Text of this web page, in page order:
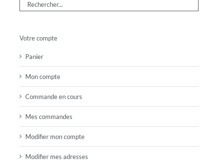
Votre compte
Panier
Mon compte
Commande en cours
Mes commandes
Modifier mon compte
Modifier mes adresses